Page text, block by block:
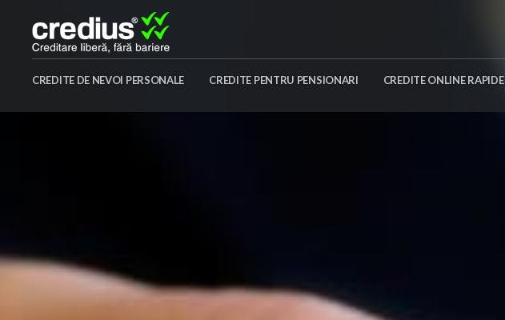
content
Credius
CREDITE DE NEVOI PERSONALE CREDITE PENTRU PENSIONARI CREDITE ONLINE RAPIDE